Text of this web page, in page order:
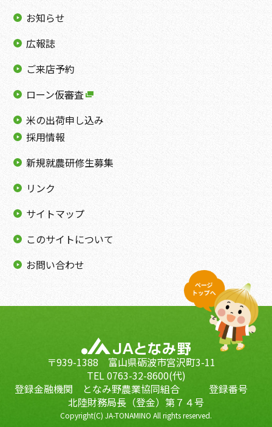
お知らせ
広報誌
ご来店予約
ローン仮審査
米の出荷申し込み
採用情報
新規就農研修生募集
リンク
サイトマップ
このサイトについて
お問い合わせ
〒939-1388 富山県砺波市宮沢町3-11
TEL 0763-32-8600(代)
登録金融機関 となみ野農業協同組合 登録番号
北陸財務局長（登金）第７４号
Copyright(C) JA-TONAMINO All rights reserved.